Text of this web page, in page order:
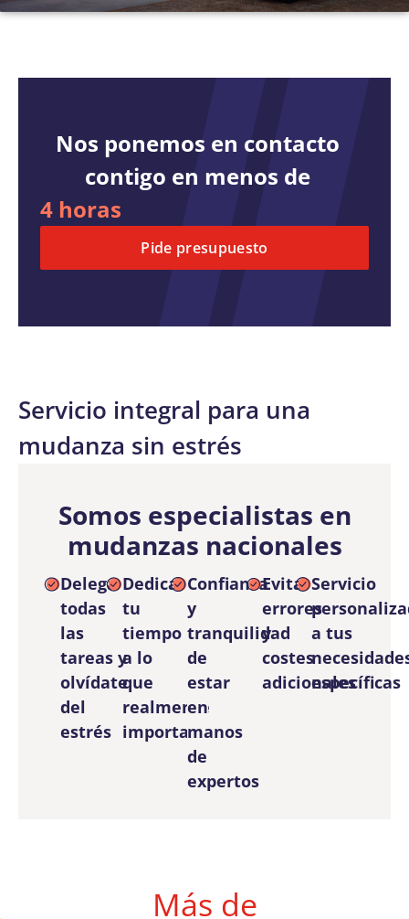
Nos ponemos en contacto
contigo en menos de
4 horas
Pide presupuesto
Servicio integral para una
mudanza sin estrés
Somos especialistas en
mudanzas nacionales
Delega
todas
las
tareas y
olvídate
del
estrés
Dedica
tu
tiempo
a lo
que
realmente
importa
Confianza
y
tranquilidad
de
estar
en
manos
de
expertos
Evita
errores
y
costes
adicionales
Servicio
a tus
específicas
Más de